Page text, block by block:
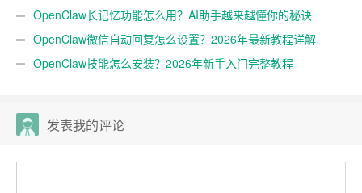
OpenClaw长记忆功能怎么用？AI助手越来越懂你的秘诀
OpenClaw微信自动回复怎么设置？2026年最新教程详解
OpenClaw技能怎么安装？2026年新手入门完整教程
发表我的评论